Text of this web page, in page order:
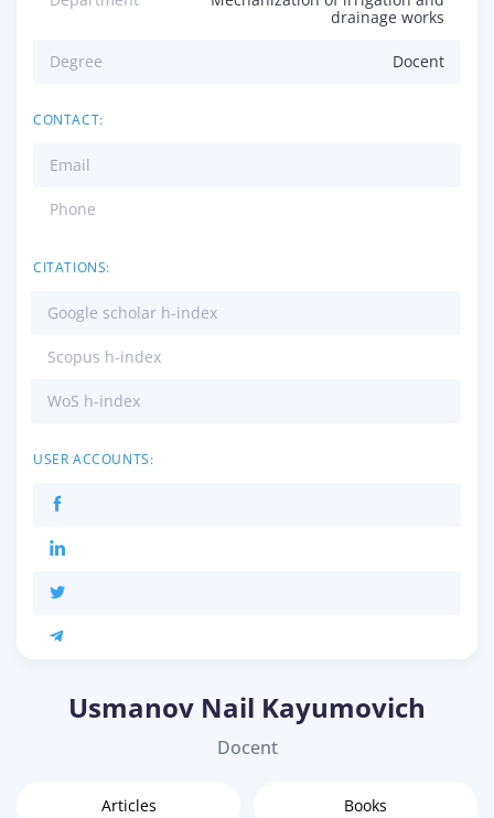
drainage works
Degree Docent
CONTACT:
Email
Phone
CITATIONS:
Google scholar h-index
Scopus h-index
WoS h-index
USER ACCOUNTS:
Usmanov Nail Kayumovich
Docent
Articles Books